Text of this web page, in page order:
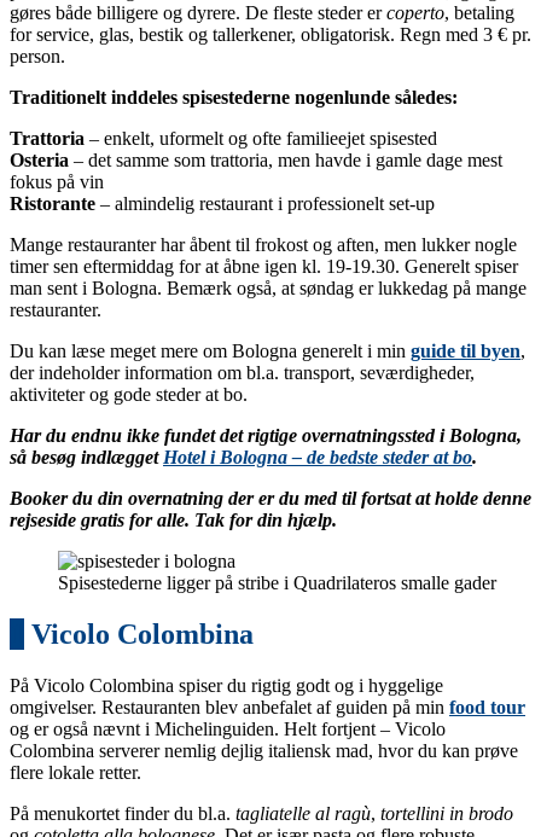
gøres både billigere og dyrere. De fleste steder ercoperto, betaling
for service, glas, bestik og tallerkener, obligatorisk. Regn med 3 € pr.
person.
Traditionelt inddeles spisestederne nogenlunde således:
Trattoria – enkelt, uformelt og ofte familieejet spisested
Osteria – det samme som trattoria, men havde i gamle dage mest
fokus på vin
Ristorante – almindelig restaurant i professionelt set-up
Mange restauranter har åbent til frokost og aften, men lukker nogle
timer sen eftermiddag for at åbne igen kl. 19-19.30. Generelt spiser
man sent i Bologna. Bemærk også, at søndag er lukkedag på mange
restauranter.
Du kan læse meget mere om Bologna generelt i min guide til byen,
der indeholder information om bl.a. transport, seværdigheder,
aktiviteter og gode steder at bo.
Har du endnu ikke fundet det rigtige overnatningssted i Bologna,
så besøg indlægget Hotel i Bologna – de bedste steder at bo.
Booker du din overnatning der er du med til fortsat at holde denne
rejseside gratis for alle. Tak for din hjælp.
Spisestederne ligger på stribe i Quadrilateros smalle gader
Vicolo Colombina
På Vicolo Colombina spiser du rigtig godt og i hyggelige
omgivelser. Restauranten blev anbefalet af guiden på min food tour
og er også nævnt i Michelinguiden. Helt fortjent – Vicolo
Colombina serverer nemlig dejlig italiensk mad, hvor du kan prøve
flere lokale retter.
På menukortet finder du bl.a. tagliatelle al ragù, tortellini in brodo